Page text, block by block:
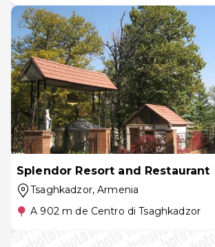
Splendor Resort and Restaurant
Tsaghkadzor, Armenia
A 902 m de Centro di Tsaghkadzor